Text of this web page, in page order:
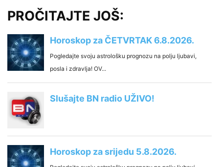
PROČITAJTE JOŠ: